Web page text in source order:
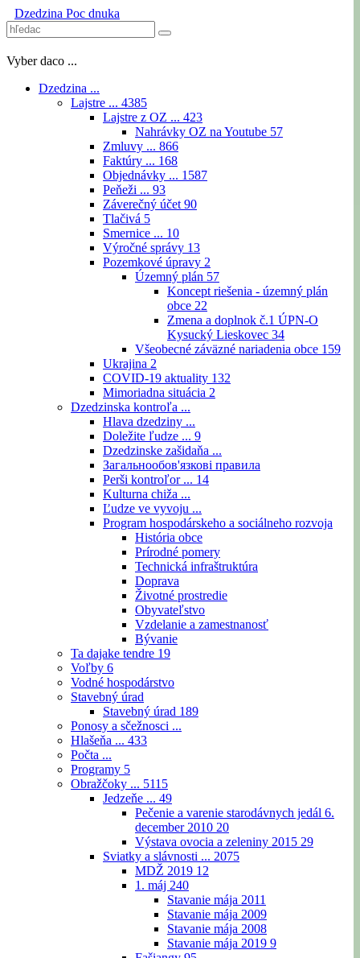
Dzedzina Poc dnuka
Vyber daco ...
Dzedzina ...
Lajstre ... 4385
Lajstre z OZ ... 423
Nahrávky OZ na Youtube 57
Zmluvy ... 866
Faktúry ... 168
Objednávky ... 1587
Peňeži ... 93
Záverečný účet 90
Tlačivá 5
Smernice ... 10
Výročné správy 13
Pozemkové úpravy 2
Územný plán 57
Koncept riešenia - územný plán
obce 22
Zmena a doplnok č.1 ÚPN-O
Kysucký Lieskovec 34
Všeobecné záväzné nariadenia obce 159
Ukrajina 2
COVID-19 aktuality 132
Mimoriadna situácia 2
Dzedzinska kontroľa ...
Hlava dzedziny ...
Doležite ľudze ... 9
Dzedzinske zašidaňa ...
Загальнообов'язкові правила
Perši kontroľor ... 14
Kulturna chiža ...
Ľudze ve vyvoju ...
Program hospodárskeho a sociálneho rozvoja
História obce
Prírodné pomery
Technická infraštruktúra
Doprava
Životné prostredie
Obyvateľstvo
Vzdelanie a zamestnanosť
Bývanie
Ta dajake tendre 19
Voľby 6
Vodné hospodárstvo
Stavebný úrad
Stavebný úrad 189
Ponosy a sčežnosci ...
Hlašeňa ... 433
Počta ...
Programy 5
Obražčoky ... 5115
Jedzeňe ... 49
Pečenie a varenie starodávnych jedál 6.
december 2010 20
Výstava ovocia a zeleniny 2015 29
Sviatky a slávnosti ... 2075
MDŽ 2019 12
1. máj 240
Stavanie mája 2011
Stavanie mája 2009
Stavanie mája 2008
Stavanie mája 2019 9